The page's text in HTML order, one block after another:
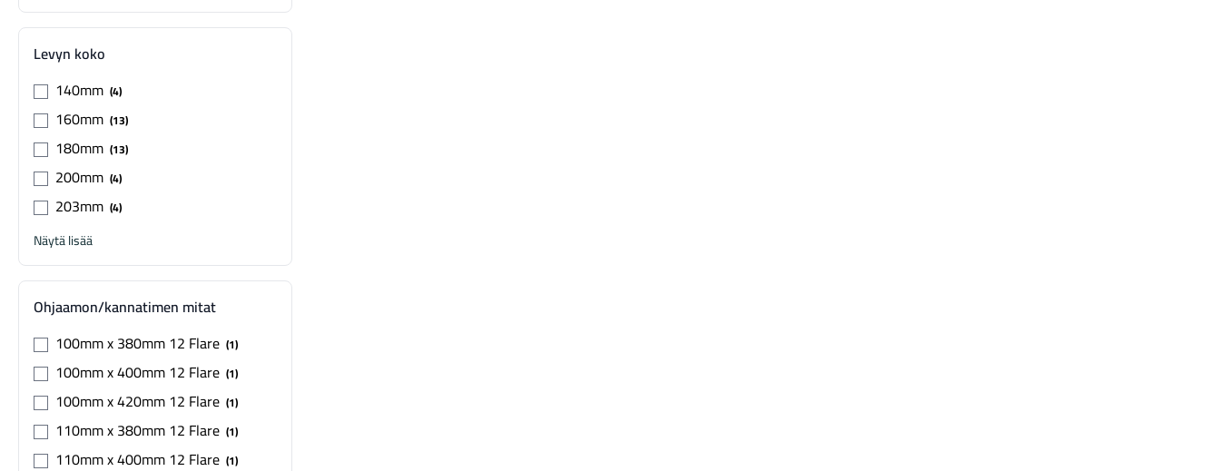
Levyn koko
140mm 4
160mm 13
180mm 13
200mm 4
203mm 4
Näytä lisää
Ohjaamon/kannatimen mitat
100mm x 380mm 12 Flare 1
100mm x 400mm 12 Flare 1
100mm x 420mm 12 Flare 1
110mm x 380mm 12 Flare 1
110mm x 400mm 12 Flare 1